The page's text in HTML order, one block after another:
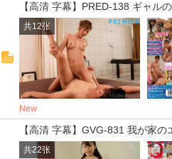
【高清 字幕】PRED-138 ギャル
共12张
New
【高清 字幕】GVG-831 我が家
共22张